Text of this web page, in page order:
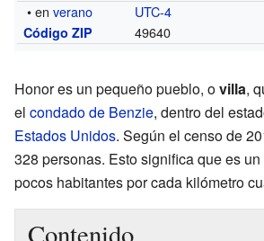
• enverano UTC-4
Código ZIP 49640
Honor es un pequeño pueblo, ovilla,
el condado de Benzie, dentro del
Estados Unidos. Según el censo de
328 personas. Esto significa que es
pocos habitantes por cada kilómetro